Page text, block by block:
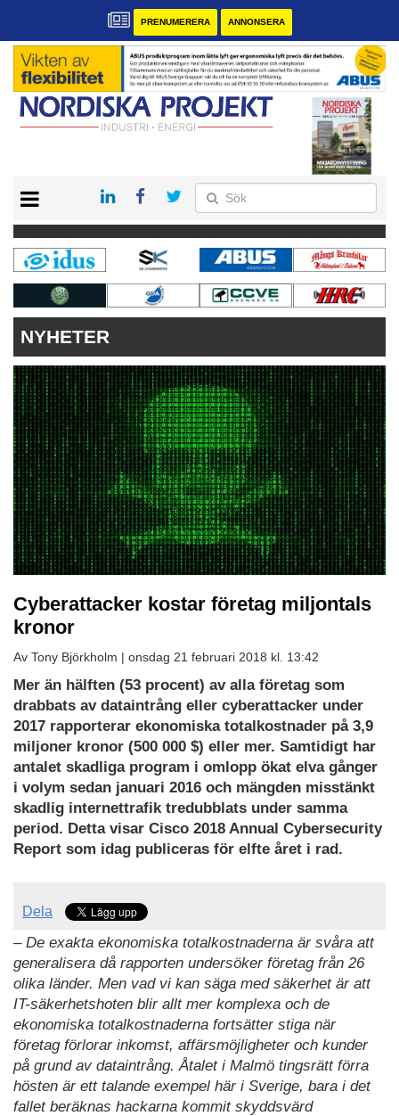
PRENUMERERA ANNONSERA
KONTAKT
VÅRA ANDRA MAGASIN
PRENUMERERA
ANNONSERA
NYHETER
Cyberattacker kostar företag miljontals
kronor
Av Tony Björkholm | onsdag 21 februari 2018 kl. 13:42
Mer än hälften (53 procent) av alla företag som
drabbats av dataintrång eller cyberattacker under
2017 rapporterar ekonomiska totalkostnader på 3,9
miljoner kronor (500 000 $) eller mer. Samtidigt har
antalet skadliga program i omlopp ökat elva gånger
i volym sedan januari 2016 och mängden misstänkt
skadlig internettrafik tredubblats under samma
period. Detta visar Cisco 2018 Annual Cybersecurity
Report som idag publiceras för elfte året i rad.
Dela
– De exakta ekonomiska totalkostnaderna är svåra att
generalisera då rapporten undersöker företag från 26
olika länder. Men vad vi kan säga med säkerhet är att
IT-säkerhetshoten blir allt mer komplexa och de
ekonomiska totalkostnaderna fortsätter stiga när
företag förlorar inkomst, affärsmöjligheter och kunder
på grund av dataintrång. Åtalet i Malmö tingsrätt förra
hösten är ett talande exempel här i Sverige, bara i det
fallet beräknas hackarna kommit skyddsvärd